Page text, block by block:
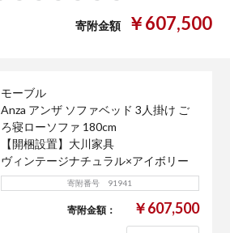
寄附金額 ￥607,500
モーブル
Anza アンザ ソファベッド 3人掛け ご
ろ寝ローソファ 180cm
【開梱設置】大川家具
ヴィンテージナチュラル×アイボリー
寄附番号 91941
寄附金額： ￥607,500